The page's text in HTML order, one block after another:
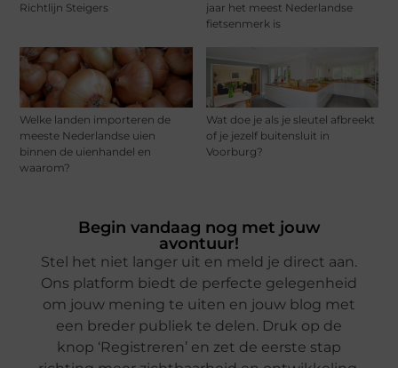
Richtlijn Steigers
jaar het meest Nederlandse
fietsenmerk is
Welke landen importeren de
meeste Nederlandse uien
binnen de uienhandel en
waarom?
Wat doe je als je sleutel afbreekt
of je jezelf buitensluit in
Voorburg?
Begin vandaag nog met jouw
avontuur!
Stel het niet langer uit en meld je direct aan.
Ons platform biedt de perfecte gelegenheid
om jouw mening te uiten en jouw blog met
een breder publiek te delen. Druk op de
knop ‘Registreren’ en zet de eerste stap